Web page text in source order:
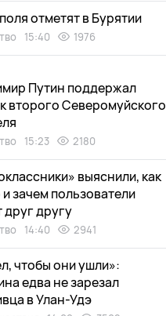
отметят в Бурятии
15:40 1976
Путин поддержал
второго Северомуйского
15:23 2180
выяснили, как
и зачем пользователи
друг другу
14:40 2941
чтобы они ушли»:
едва не зарезал
в Улан-Удэ